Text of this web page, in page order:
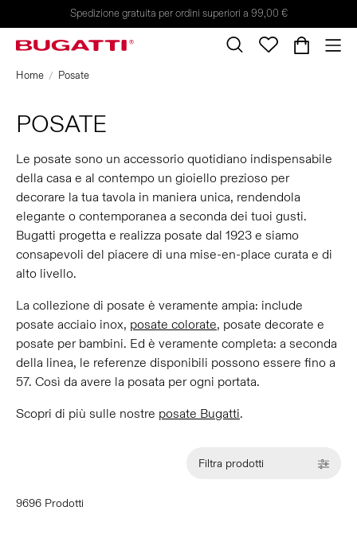
Spedizione gratuita per ordini superiori a 99,00 €
Home Posate
POSATE
Le posate sono un accessorio quotidiano indispensabile
della casa e al contempo un gioiello prezioso per
decorare la tua tavola in maniera unica, rendendola
elegante o contemporanea a seconda dei tuoi gusti.
Bugatti progetta e realizza posate dal 1923 e siamo
consapevoli del piacere di una mise-en-place curata e di
alto livello.
La collezione di posate è veramente ampia: include
posate acciaio inox, posate colorate, posate decorate e
posate per bambini. Ed è veramente completa: a seconda
della linea, le referenze disponibili possono essere fino a
57. Così da avere la posata per ogni portata.
Scopri di più sulle nostre posate Bugatti.
Filtra prodotti
9696 Prodotti